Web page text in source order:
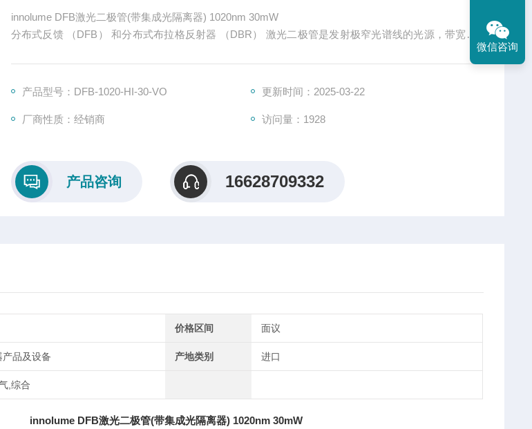
innolume DFB激光二极管(带集成光隔离器) 1020nm 30mW
分布式反馈 （DFB） 和分布式布拉格反射器 （DBR） 激光二极管是发射极窄光谱线的光源，带宽低
产品型号：DFB-1020-HI-30-VO
更新时间：2025-03-22
厂商性质：经销商 访问量：1928
产品咨询 16628709332
价格区间 面议
品及设备 产地类别 进口
,综合
innolume DFB激光二极管(带集成光隔离器) 1020nm 30mW
微信咨询